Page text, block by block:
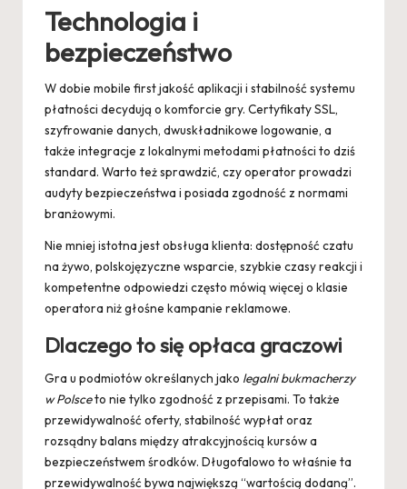
Technologia i
bezpieczeństwo
W dobie mobile first jakość aplikacji i stabilność systemu
płatności decydują o komforcie gry. Certyfikaty SSL,
szyfrowanie danych, dwuskładnikowe logowanie, a
także integracje z lokalnymi metodami płatności to dziś
standard. Warto też sprawdzić, czy operator prowadzi
audyty bezpieczeństwa i posiada zgodność z normami
branżowymi.
Nie mniej istotna jest obsługa klienta: dostępność czatu
na żywo, polskojęzyczne wsparcie, szybkie czasy reakcji i
kompetentne odpowiedzi często mówią więcej o klasie
operatora niż głośne kampanie reklamowe.
Dlaczego to się opłaca graczowi
Gra u podmiotów określanych jako legalni bukmacherzy
w Polsceto nie tylko zgodność z przepisami. To także
przewidywalność oferty, stabilność wypłat oraz
rozsądny balans między atrakcyjnością kursów a
bezpieczeństwem środków. Długofalowo to właśnie ta
przewidywalność bywa największą “wartością dodaną”.